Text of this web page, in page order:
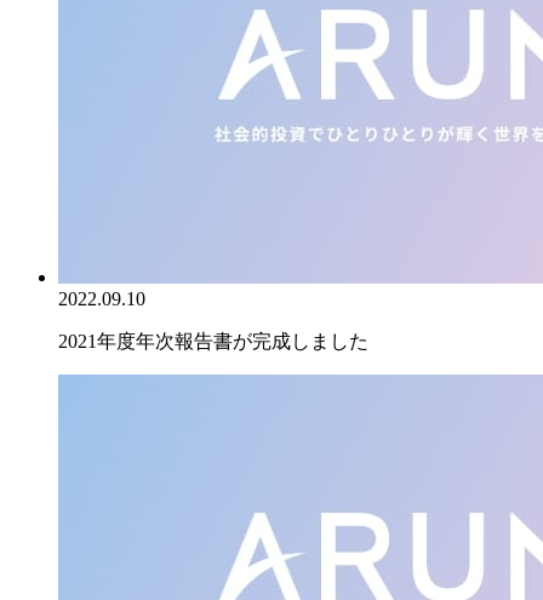
2022.09.10
2021年度年次報告書が完成しました